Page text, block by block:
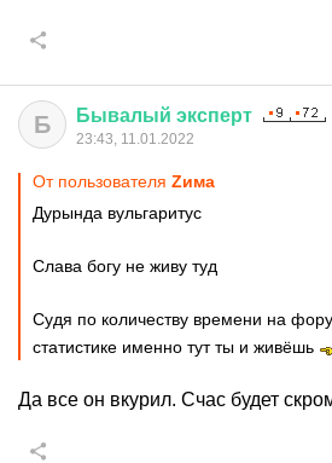
Б Бывалый эксперт
23:43, 11.01.2022
От пользователя Zима
Дурында вульгаритус
Слава богу не живу туд
Судя по количеству времени на
статистике именно тут ты и живёшь
Да все он вкурил. Счас будет